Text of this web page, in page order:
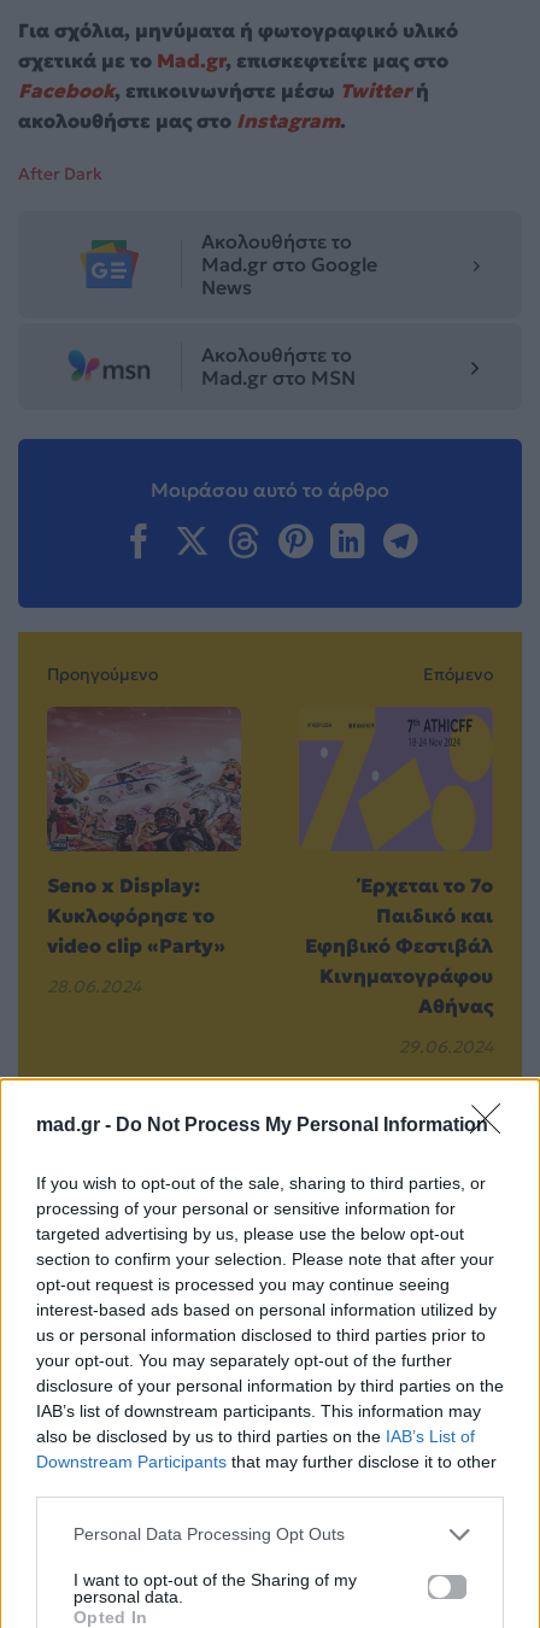
mad.gr - Do Not Process My Personal Information
If you wish to opt-out of the sale, sharing to third parties, or
processing of your personal or sensitive information for
targeted advertising by us, please use the below opt-out
section to confirm your selection. Please note that after your
opt-out request is processed you may continue seeing
interest-based ads based on personal information utilized by
us or personal information disclosed to third parties prior to
your opt-out. You may separately opt-out of the further
disclosure of your personal information by third parties on the
IAB’s list of downstream participants. This information may
also be disclosed by us to third parties on the IAB’s List of
Downstream Participants that may further disclose it to other
Personal Data Processing Opt Outs
I want to opt-out of the Sharing of my
personal data.
Opted In
Για σχόλια, μηνύματα ή φωτογραφικό υλικό
σχετικά με το Mad.gr, επισκεφτείτε μας στο
Facebook, επικοινωνήστε μέσω Twitterή
ακολουθήστε μας στο Instagram.
After Dark
Ακολουθήστε το
Mad.gr στο Google
News
Ακολουθήστε το
Mad.gr στο MSN
Μοιράσου αυτό το άρθρο
Προηγούμενο
Seno x Display:
Κυκλοφόρησε το
video clip «Party»
28.06.2024
Επόμενο
Έρχεται το 7ο
Παιδικό και
Εφηβικό Φεστιβάλ
Κινηματογράφου
Αθήνας
29.06.2024
Βιογραφικά
Ελλήνων
Καλλιτεχνών
με πληροφορίες για
δισκογραφία, πορεία
και σημαντικές στιγμές
τους στην ελληνική
μουσική σκηνή
Δες επίσης